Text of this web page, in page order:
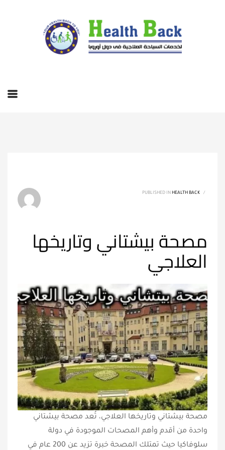
/
PUBLISHED IN HEALTH BACK
مصحة بيشتاني وتاريخها
العلاجي
مصحة بيشتاني وتاريخها العلاجي، تُعد مصحة بيشتاني
واحدة من أقدم وأهم المصحات الموجودة في دولة
سلوفاكيا حيث تمتلك المصحة خبرة تزيد عن 200 عام في